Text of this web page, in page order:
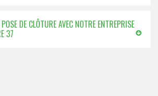
DE CLÔTURE AVEC NOTRE ENTREPRISE
37